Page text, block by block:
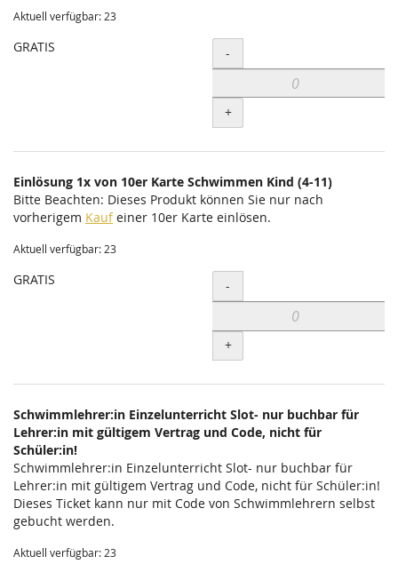
Aktuell verfügbar: 23
GRATIS Menge
-
+
Einlösung 1x von 10er Karte Schwimmen Kind (4-11)
Bitte Beachten: Dieses Produkt können Sie nur nach
vorherigem Kaufeiner 10er Karte einlösen.
Aktuell verfügbar: 23
GRATIS Menge
-
+
Schwimmlehrer:in Einzelunterricht Slot- nur buchbar für
Lehrer:in mit gültigem Vertrag und Code, nicht für
Schüler:in!
Schwimmlehrer:in Einzelunterricht Slot- nur buchbar für
Lehrer:in mit gültigem Vertrag und Code, nicht für Schüler:in!
Dieses Ticket kann nur mit Code von Schwimmlehrern selbst
gebucht werden.
Aktuell verfügbar: 23